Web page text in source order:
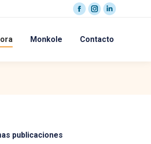
Facebook
opens
Instagram
opens
Linkedin
opens
Monkole Contacto
publicaciones